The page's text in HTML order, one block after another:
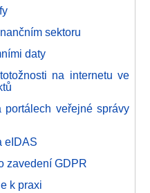
sektoru
daty
na internetu ve
portálech veřejné správy
eIDAS
zavedení GDPR
k praxi